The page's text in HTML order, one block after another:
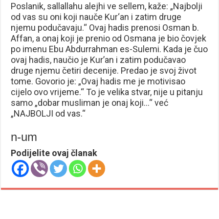
Poslanik, sallallahu alejhi ve sellem, kaže: „Najbolji
od vas su oni koji nauče Kur‘an i zatim druge
njemu podučavaju.“ Ovaj hadis prenosi Osman b.
Affan, a onaj koji je prenio od Osmana je bio čovjek
po imenu Ebu Abdurrahman es-Sulemi. Kada je čuo
ovaj hadis, naučio je Kur’an i zatim podučavao
druge njemu četiri decenije. Predao je svoj život
tome. Govorio je: „Ovaj hadis me je motivisao
cijelo ovo vrijeme.“ To je velika stvar, nije u pitanju
samo „dobar musliman je onaj koji…“ već
„NAJBOLJI od vas.“
n-um
Podijelite ovaj članak